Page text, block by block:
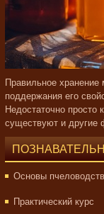
Правильное хранение
поддержания его
Недостаточно просто
существуют и другие
Основы
Практический курс